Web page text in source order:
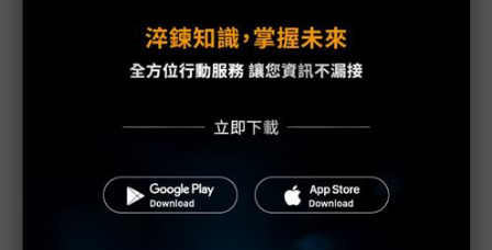
Tesla調整電動車戰略重心 AI與機器人成核心發展方
中企以「中國速度」衝鋒電動車市場 Tesla以「慢」
Tesla「Standard」新車走精簡策略 以成本控制因